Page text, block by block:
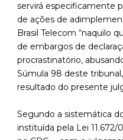
servirá especificamente
de ações de
Brasil Telecom “naquilo
de embargos de
procrastinatório,
Súmula 98 deste
resultado do presente
Segundo a sistemática
instituída pela Lei